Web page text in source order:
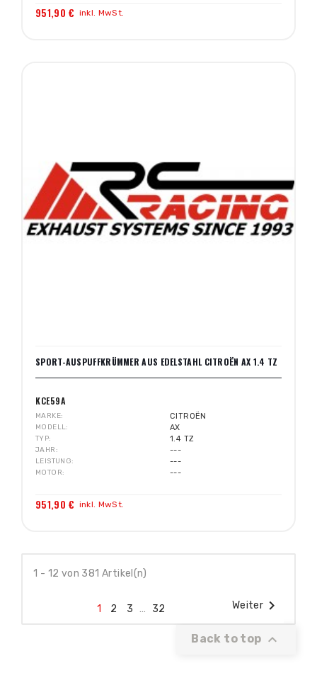
951,90 € inkl. MwSt.
SPORT-AUSPUFFKRÜMMER AUS EDELSTAHL CITROËN AX 1.4 TZ
KCE59A
MARKE CITROËN
MODELL AX
TYP 1.4 TZ
JAHR ---
LEISTUNG ---
MOTOR ---
951,90 € inkl. MwSt.
1 - 12 von 381 Artikel(n)
1 2 3 … 32 Weiter 
Back to top 